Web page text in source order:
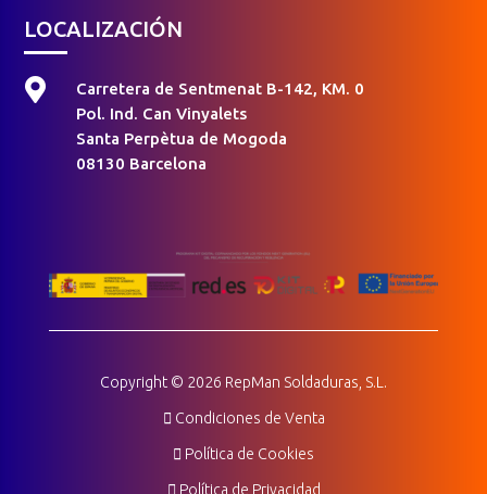
LOCALIZACIÓN

Carretera de Sentmenat B-142, KM. 0
Pol. Ind. Can Vinyalets
Santa Perpètua de Mogoda
08130 Barcelona
Copyright © 2026 RepMan Soldaduras, S.L.
Condiciones de Venta
Política de Cookies
Política de Privacidad